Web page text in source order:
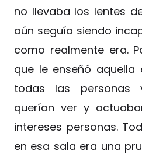
no llevaba los lentes
aún seguía siendo
como realmente era.
que le enseñó aquella
todas las personas
querían ver y
intereses personas.
en esa sala era una